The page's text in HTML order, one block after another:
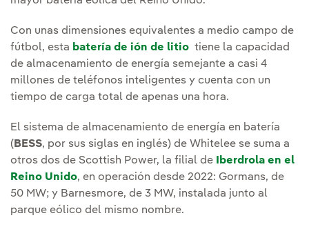
Con unas dimensiones equivalentes a medio campo de
fútbol, esta batería de ión de litio tiene la capacidad
de almacenamiento de energía semejante a casi 4
millones de teléfonos inteligentes y cuenta con un
tiempo de carga total de apenas una hora.
El sistema de almacenamiento de energía en batería
( BESS, por sus siglas en inglés) de Whitelee se suma a
otros dos de Scottish Power, la filial de
Iberdrola en el
Reino Unido, en operación desde 2022: Gormans, de
50 MW; y Barnesmore, de 3 MW, instalada junto al
parque eólico del mismo nombre.